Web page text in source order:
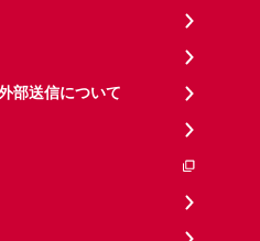
部送信について